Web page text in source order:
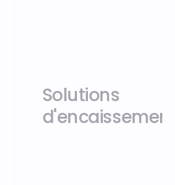
Solutions
d'encaissements